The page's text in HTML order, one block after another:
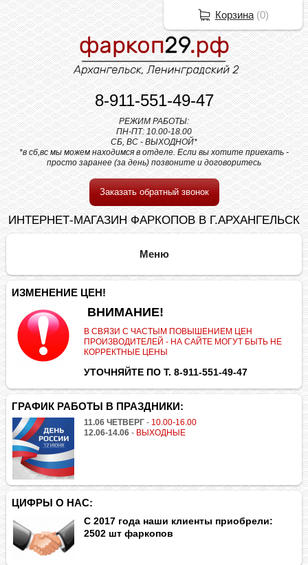
8-911-551-49-47
РЕЖИМ РАБОТЫ:
ПН-ПТ: 10.00-18.00
СБ, ВС - ВЫХОДНОЙ*
*в сб,вс мы можем находимся в отделе. Если вы хотите приехать -
просто заранее (за день) позвоните и договоритесь
Заказать обратный звонок
ИНТЕРНЕТ-МАГАЗИН ФАРКОПОВ В Г.АРХАНГЕЛЬСК
ИЗМЕНЕНИЕ ЦЕН!
ВНИМАНИЕ!
В СВЯЗИ С ЧАСТЫМ ПОВЫШЕНИЕМ ЦЕН
ПРОИЗВОДИТЕЛЕЙ - НА САЙТЕ МОГУТ БЫТЬ НЕ
КОРРЕКТНЫЕ ЦЕНЫ
УТОЧНЯЙТЕ ПО Т. 8-911-551-49-47
ГРАФИК РАБОТЫ В ПРАЗДНИКИ:
11.06 ЧЕТВЕРГ - 10.00-16.00
12.06-14.06 - ВЫХОДНЫЕ
ЦИФРЫ О НАС:
С 2017 года наши клиенты приобрели:
2502 шт фаркопов
Корзина(0)